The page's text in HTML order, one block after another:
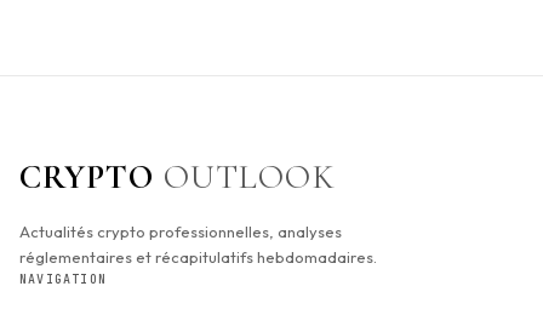
CRYPTO OUTLOOK
Actualités crypto professionnelles, analyses
réglementaires et récapitulatifs hebdomadaires.
NAVIGATION